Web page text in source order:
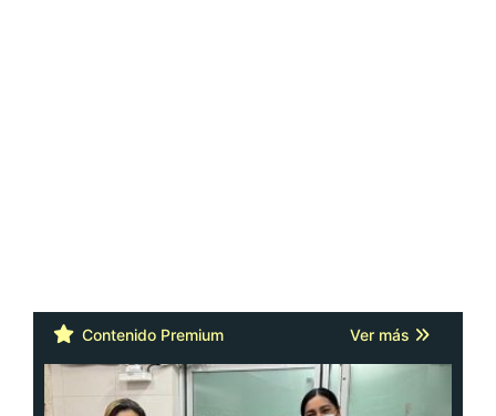
Contenido Premium Ver más